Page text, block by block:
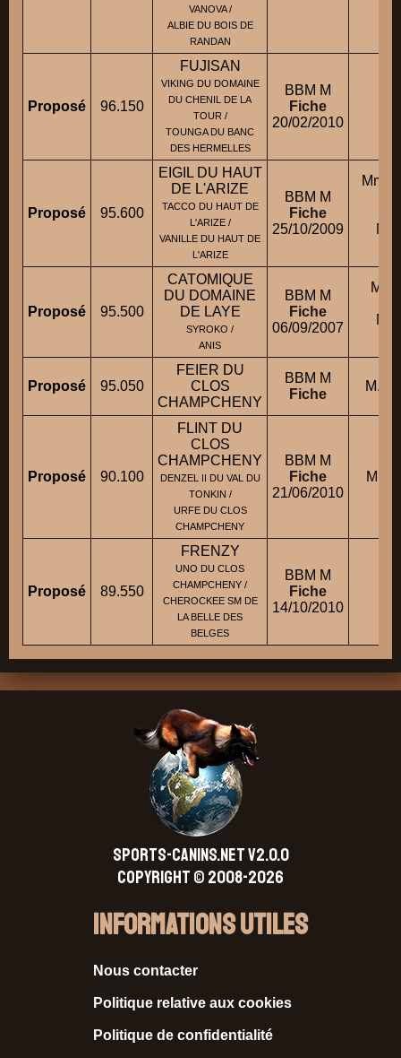
VANOVA /
ALBIE DU BOIS DE
RANDAN
Proposé 96.150
FUJISAN
VIKING DU DOMAINE
DU CHENIL DE LA
TOUR /
TOUNGA DU BANC
DES HERMELLES
BBM M
Fiche
20/02/2010
Proposé 95.600
EIGIL DU HAUT
DE L'ARIZE
TACCO DU HAUT DE
L'ARIZE /
VANILLE DU HAUT DE
L'ARIZE
BBM M
Fiche
25/10/2009
Mme
M.
Proposé 95.500
CATOMIQUE
DU DOMAINE
DE LAYE
SYROKO /
ANIS
BBM M
Fiche
06/09/2007
M.
M.
Proposé 95.050
FEIER DU
CLOS
CHAMPCHENY
BBM M
Fiche
M.
Proposé 90.100
FLINT DU
CLOS
CHAMPCHENY
DENZEL II DU VAL DU
TONKIN /
URFE DU CLOS
CHAMPCHENY
BBM M
Fiche
21/06/2010
M.
Proposé 89.550
FRENZY
UNO DU CLOS
CHAMPCHENY /
CHEROCKEE SM DE
LA BELLE DES
BELGES
BBM M
Fiche
14/10/2010
SPORTS-CANINS.NET V2.0.0
Copyright © 2008-2026
Informations Utiles
Nous contacter
Politique relative aux cookies
Politique de confidentialité